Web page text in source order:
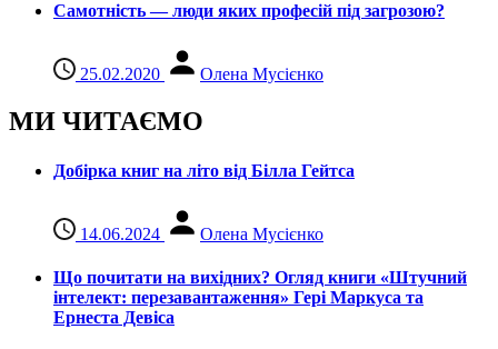
Самотність — люди яких професій під загрозою?
25.02.2020 Олена Мусієнко
МИ ЧИТАЄМО
Добірка книг на літо від Білла Гейтса
14.06.2024 Олена Мусієнко
Що почитати на вихідних? Огляд книги «Штучний
інтелект: перезавантаження» Гері Маркуса та
Ернеста Девіса